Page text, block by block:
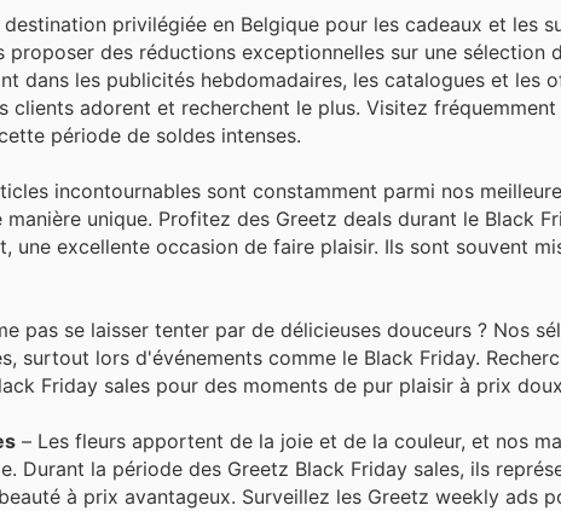
privilégiée en Belgique pour les cadeaux et les
des réductions exceptionnelles sur une sélection
dans les publicités hebdomadaires, les catalogues et les
adorent et recherchent le plus. Visitez
période de soldes intenses.
incontournables sont constamment parmi nos
unique. Profitez des Greetz deals durant le Black
une excellente occasion de faire plaisir. Ils sont souvent
pas se laisser tenter par de délicieuses douceurs ? Nos
surtout lors d'événements comme le Black Friday.
Friday sales pour des moments de pur plaisir à prix
– Les fleurs apportent de la joie et de la couleur, et nos
Durant la période des Greetz Black Friday sales, ils
à prix avantageux. Surveillez les Greetz weekly ads